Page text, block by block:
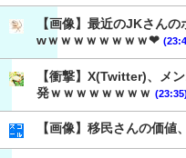
【画像】最近のJKさん
wｗｗｗｗｗｗｗｗ❤
【衝撃】X(Twitter)、メ
発ｗｗｗｗｗｗｗｗ (23:35)
【画像】移民さんの価値